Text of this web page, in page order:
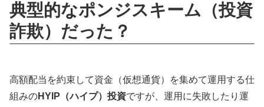
典型的なポンジスキーム（投資
詐欺）だった？
高額配当を約束して資金（仮想通貨）を集めて運用する仕
組みのHYIP（ハイプ）投資ですが、運用に失敗したり運